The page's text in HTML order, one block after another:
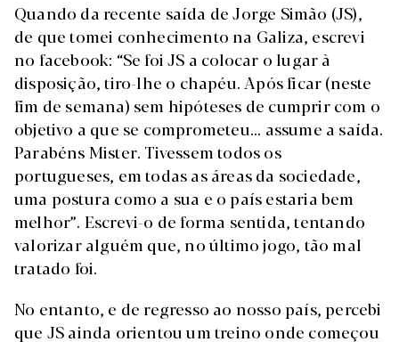
Quando da recente saída de Jorge Simão (JS),
de que tomei conhecimento na Galiza, escrevi
no facebook: “Se foi JS a colocar o lugar à
disposição, tiro-lhe o chapéu. Após ficar (neste
fim de semana) sem hipóteses de cumprir com o
objetivo a que se comprometeu... assume a saída.
Parabéns Mister. Tivessem todos os
portugueses, em todas as áreas da sociedade,
uma postura como a sua e o país estaria bem
melhor”. Escrevi-o de forma sentida, tentando
valorizar alguém que, no último jogo, tão mal
tratado foi.
No entanto, e de regresso ao nosso país, percebi
que JS ainda orientou um treino onde começou